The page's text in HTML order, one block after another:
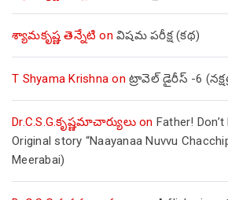
శ్యామకృష్ణ తెన్నేటి on విషమ పరీక్ష (క‌థ‌)
T Shyama Krishna on ట్రావెల్ డైరీస్ -6
Dr.C.S.G.కృష్ణమాచార్యులుon Father!
Original story “Naayanaa Nuvvu
Meerabai)